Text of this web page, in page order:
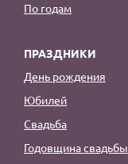
По годам
ПРАЗДНИКИ
День рождения
Юбилей
Свадьба
Годовщина свадьбы